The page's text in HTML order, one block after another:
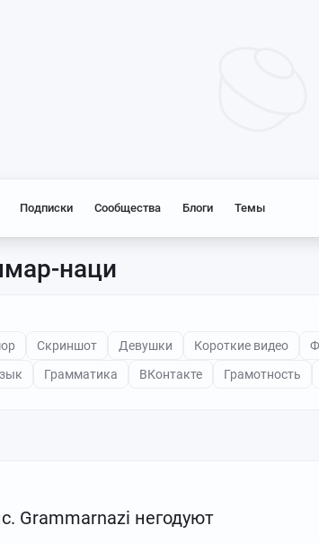
Подписки Сообщества Блоги Темы
наци
Скриншот Девушки Короткие видео
Грамматика ВКонтакте Грамотность
Grammarnazi негодуют